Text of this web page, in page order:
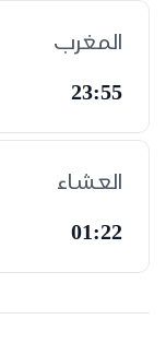
المغرب
23:55
العشاء
01:22